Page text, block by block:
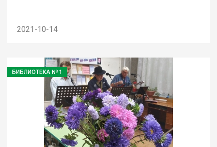
2021-10-14
БИБЛИОТЕКА № 1